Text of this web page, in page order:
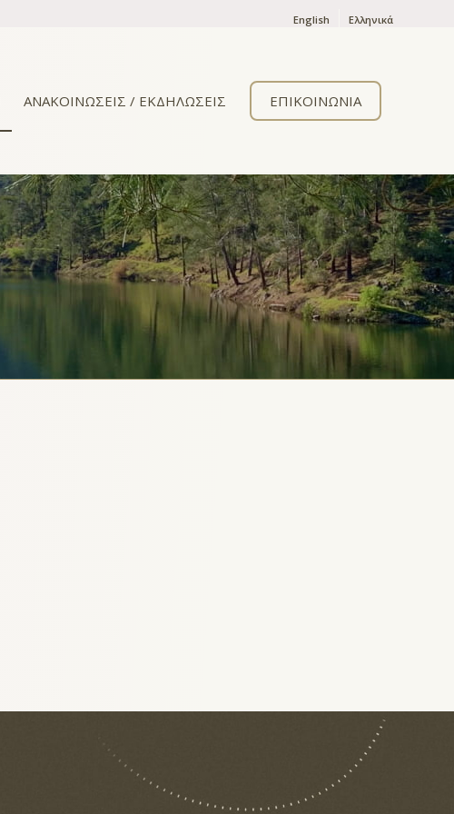
English Ελληνικά
ΑΝΑΚΟΙΝΩΣΕΙΣ / ΕΚΔΗΛΩΣΕΙΣ ΕΠΙΚΟΙΝΩΝΙΑ